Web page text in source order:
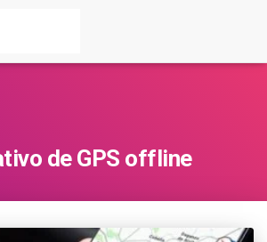
de GPS offline